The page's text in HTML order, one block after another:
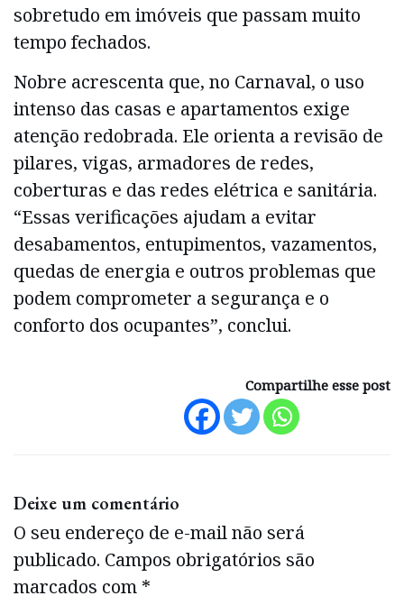
sobretudo em imóveis que passam muito
tempo fechados.
Nobre acrescenta que, no Carnaval, o uso
intenso das casas e apartamentos exige
atenção redobrada. Ele orienta a revisão de
pilares, vigas, armadores de redes,
coberturas e das redes elétrica e sanitária.
“Essas verificações ajudam a evitar
desabamentos, entupimentos, vazamentos,
quedas de energia e outros problemas que
podem comprometer a segurança e o
conforto dos ocupantes”, conclui.
Compartilhe esse post
Deixe um comentário
O seu endereço de e-mail não será
publicado. Campos obrigatórios são
marcados com *